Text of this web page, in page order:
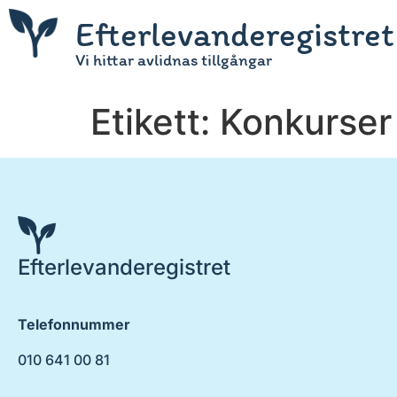
Efterlevanderegistret
Vi hittar avlidnas tillgångar
Etikett:
Efterlevanderegistret
Telefonnummer
010 641 00 81